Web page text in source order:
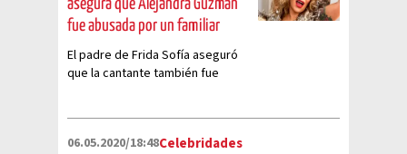
asegura que Alejandra Guzmán
fue abusada por un familiar
El padre de Frida Sofía aseguró
que la cantante también fue
06.05.2020/18:48Celebridades